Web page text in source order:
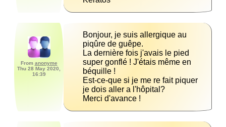
From anonyme
Thu 28 May 2020,
16:39
Bonjour, je suis allergique au
La dernière fois j'avais le pied
super gonflé ! J'étais même en
Est-ce-que si je me re fait piquer
Merci d'avance !